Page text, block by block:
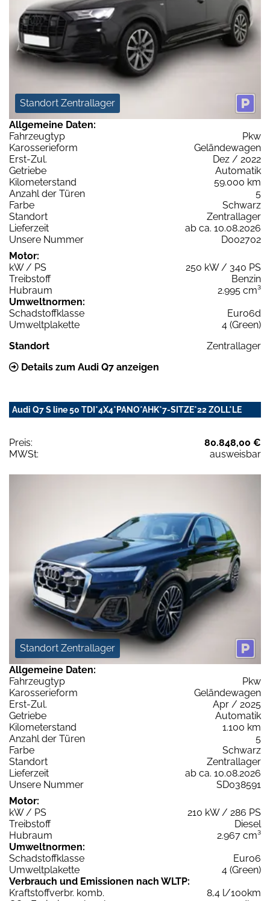
Standort Zentrallager
Allgemeine Daten:
Fahrzeugtyp
Pkw
Karosserieform
Geländewagen
Erst-Zul.
Dez / 2022
Getriebe
Automatik
Kilometerstand
59.000 km
Anzahl der Türen
5
Farbe
Schwarz
Standort
Zentrallager
Lieferzeit
ab ca. 10.08.2026
Unsere Nummer
D002702
Motor:
kW / PS
250 kW / 340 PS
Treibstoff
Benzin
Hubraum
2.995 cm³
Umweltnormen:
Schadstoffklasse
Euro6d
Umweltplakette
4 (Green)
Standort
Zentrallager
Details zum Audi Q7 anzeigen
Audi Q7 S line 50 TDI*4X4*PANO*AHK*7-SITZE*22 ZOLL*LE
Preis:
80.848,00 €
MWSt:
ausweisbar
Standort Zentrallager
Allgemeine Daten:
Fahrzeugtyp
Pkw
Karosserieform
Geländewagen
Erst-Zul.
Apr / 2025
Getriebe
Automatik
Kilometerstand
1.100 km
Anzahl der Türen
5
Farbe
Schwarz
Standort
Zentrallager
Lieferzeit
ab ca. 10.08.2026
Unsere Nummer
SD038591
Motor:
kW / PS
210 kW / 286 PS
Treibstoff
Diesel
Hubraum
2.967 cm³
Umweltnormen:
Schadstoffklasse
Euro6
Umweltplakette
4 (Green)
Verbrauch und Emissionen nach WLTP:
Kraftstoffverbr. komb.
8,4 l/100km